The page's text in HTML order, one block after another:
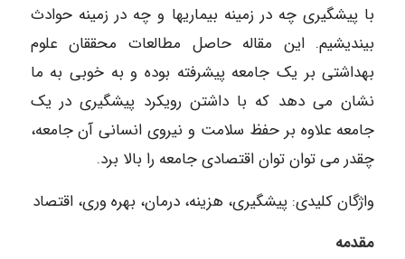
با پیشگیری چه در زمینه بیماریها و چه در زمینه حوادث
بیندیشیم. این مقاله حاصل مطالعات محققان علوم
بهداشتی بر یک جامعه پیشرفته بوده و به خوبی به ما
نشان می دهد که با داشتن رویکرد پیشگیری در یک
جامعه علاوه بر حفظ سلامت و نیروی انسانی آن جامعه،
چقدر می توان توان اقتصادی جامعه را بالا برد.
واژگان کلیدی: پیشگیری، هزینه، درمان، بهره وری، اقتصاد
مقدمه